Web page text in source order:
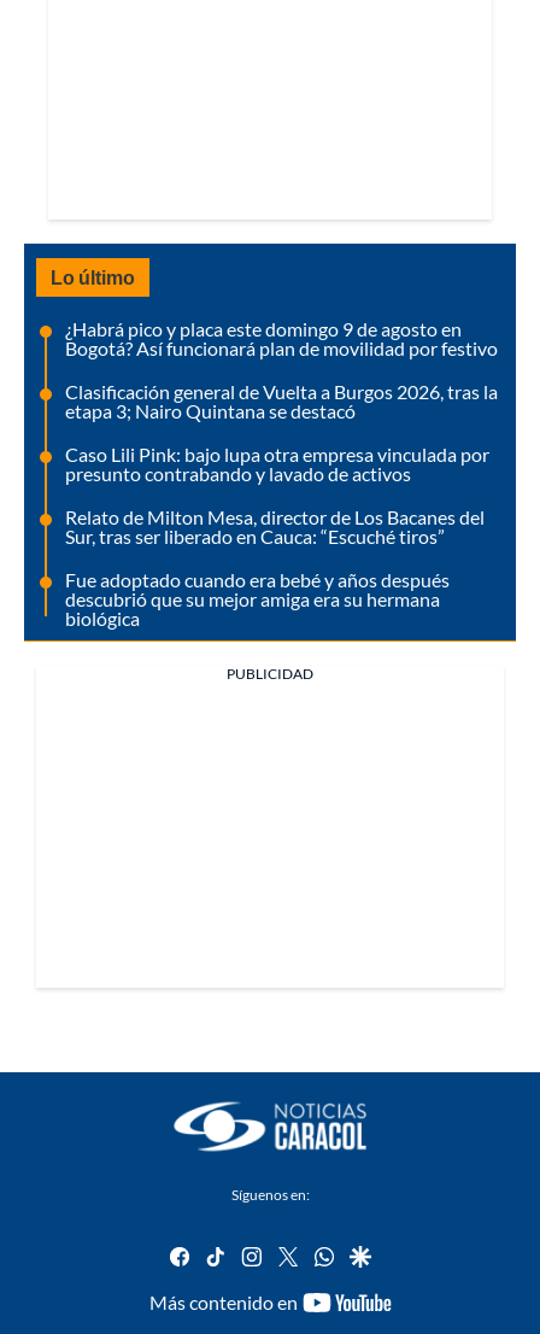
Lo último
¿Habrá pico y placa este domingo 9 de agosto en
Bogotá? Así funcionará plan de movilidad por festivo
Clasificación general de Vuelta a Burgos 2026, tras la
etapa 3; Nairo Quintana se destacó
Caso Lili Pink: bajo lupa otra empresa vinculada por
presunto contrabando y lavado de activos
Relato de Milton Mesa, director de Los Bacanes del
Sur, tras ser liberado en Cauca: “Escuché tiros”
Fue adoptado cuando era bebé y años después
descubrió que su mejor amiga era su hermana
biológica
PUBLICIDAD
Síguenos en:
facebook
tiktok instagram
twitterwhatsapp
google
Más contenido en
youtube-